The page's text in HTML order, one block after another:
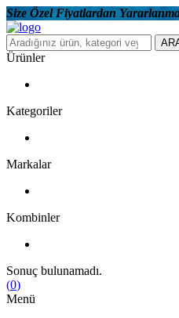
Size Özel Fiyatlardan
Ürünler
Kategoriler
Markalar
Kombinler
Sonuç bulunamadı.
(0)
Menü